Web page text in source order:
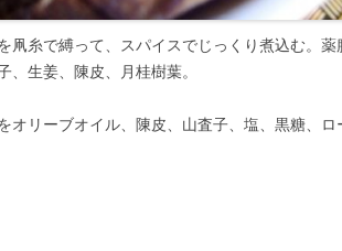
凧糸で縛って、スパイスでじっくり煮込む。
、生姜、陳皮、月桂樹葉。
オリーブオイル、陳皮、山査子、塩、黒糖、